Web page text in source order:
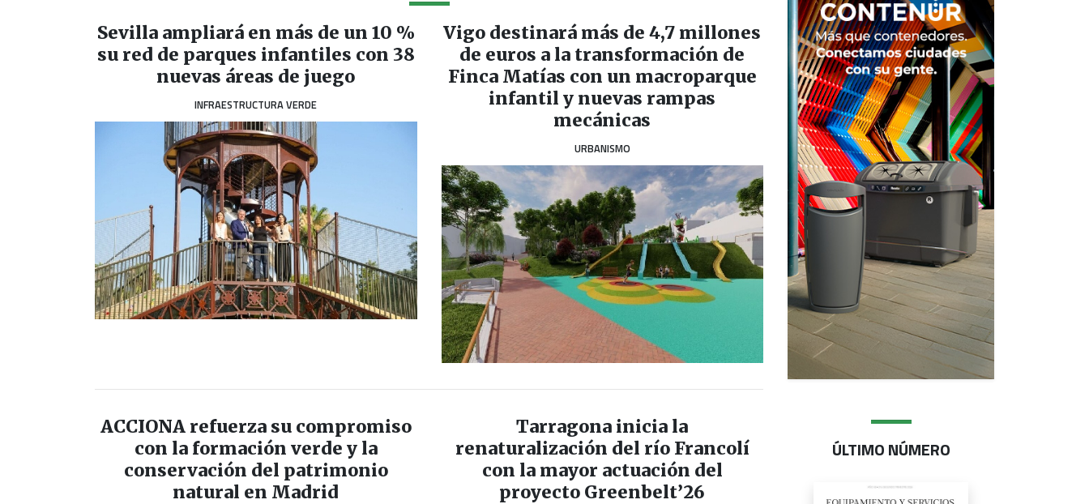
Sevilla ampliará en más de un 10 %
su red de parques infantiles con 38
nuevas áreas de juego
INFRAESTRUCTURA VERDE
Vigo destinará más de 4,7 millones
de euros a la transformación de
Finca Matías con un macroparque
infantil y nuevas rampas
mecánicas
URBANISMO
ACCIONA refuerza su compromiso
con la formación verde y la
conservación del patrimonio
natural en Madrid
Tarragona inicia la
renaturalización del río Francolí
con la mayor actuación del
proyecto Greenbelt’26
ÚLTIMO NÚMERO